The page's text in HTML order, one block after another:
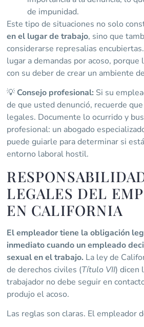
de impunidad.
Este tipo de situaciones no solo
en el lugar de trabajo, sino que
considerarse represalias
lugar a demandas por acoso,
con su deber de crear un ambiente
💡 Consejo profesional: Si su
de que usted denunció, recuerde
legales. Documente lo ocurrido y
profesional: un abogado
puede guiarle para determinar si
entorno laboral hostil.
LEGALES DEL
EN CALIFORNIA
El empleador tiene la obligación
inmediato cuando un empleado
sexual en el trabajo. La ley de
de derechos civiles (Título VII) dicen
trabajador no debe seguir en
produjo el acoso.
Las reglas son claras. El empleador